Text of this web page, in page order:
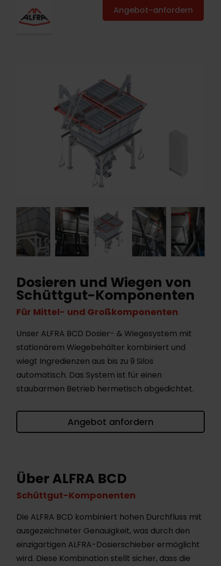
Angebot-anfordern
Dosieren und Wiegen von
Schüttgut-Komponenten
Für Mittel- und Großkomponenten
Unser ALFRA BCD Dosier- & Wiegesystem mit
stationärem Wiegebehälter kombiniert und
wiegt Ingredienzen aus bis zu 9 Silos
automatisch. Das System ist für einen
staubarmen Betrieb hermetisch abgedichtet.
Angebot anfordern
Über ALFRA BCD
Schüttgut-Komponenten
Die ALFRA BCD kombiniert hohen Durchfluss mit
ausgezeichneter Genauigkeit, was durch den
einzigartigen ALFRA-Dosierschieber ermöglicht
wird. Diese Kombination stellt sicher, dass die